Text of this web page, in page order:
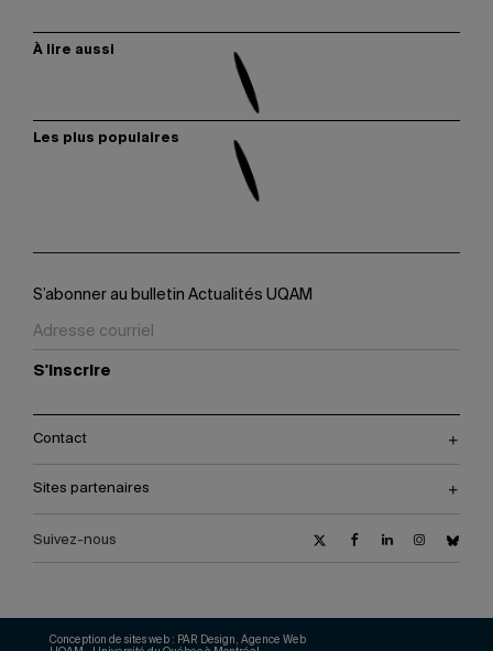
À lire aussi
Les plus populaires
S’abonner au bulletin Actualités UQAM
S'inscrire
Contact
Sites partenaires
Suivez-nous
Conception de sites web : PAR Design, Agence Web